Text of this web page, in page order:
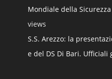
Mondiale della
views
S.S. Arezzo: la
e del DS Di Bari. Ufficiali